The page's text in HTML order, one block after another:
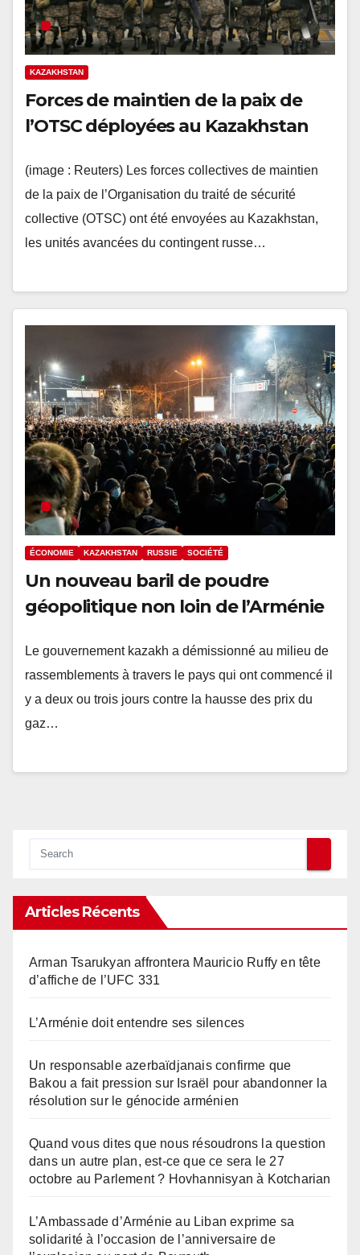
KAZAKHSTAN
Forces de maintien de la paix de
l’OTSC déployées au Kazakhstan
(image : Reuters) Les forces collectives de maintien
de la paix de l’Organisation du traité de sécurité
collective (OTSC) ont été envoyées au Kazakhstan,
les unités avancées du contingent russe…
ÉCONOMIE KAZAKHSTAN RUSSIE SOCIÉTÉ
Un nouveau baril de poudre
géopolitique non loin de l’Arménie
Le gouvernement kazakh a démissionné au milieu de
rassemblements à travers le pays qui ont commencé il
y a deux ou trois jours contre la hausse des prix du
gaz…
Articles Récents
Arman Tsarukyan affrontera Mauricio Ruffy en tête
d’affiche de l’UFC 331
L’Arménie doit entendre ses silences
Un responsable azerbaïdjanais confirme que
Bakou a fait pression sur Israël pour abandonner la
résolution sur le génocide arménien
Quand vous dites que nous résoudrons la question
dans un autre plan, est-ce que ce sera le 27
octobre au Parlement ? Hovhannisyan à Kotcharian
L’Ambassade d’Arménie au Liban exprime sa
solidarité à l’occasion de l’anniversaire de